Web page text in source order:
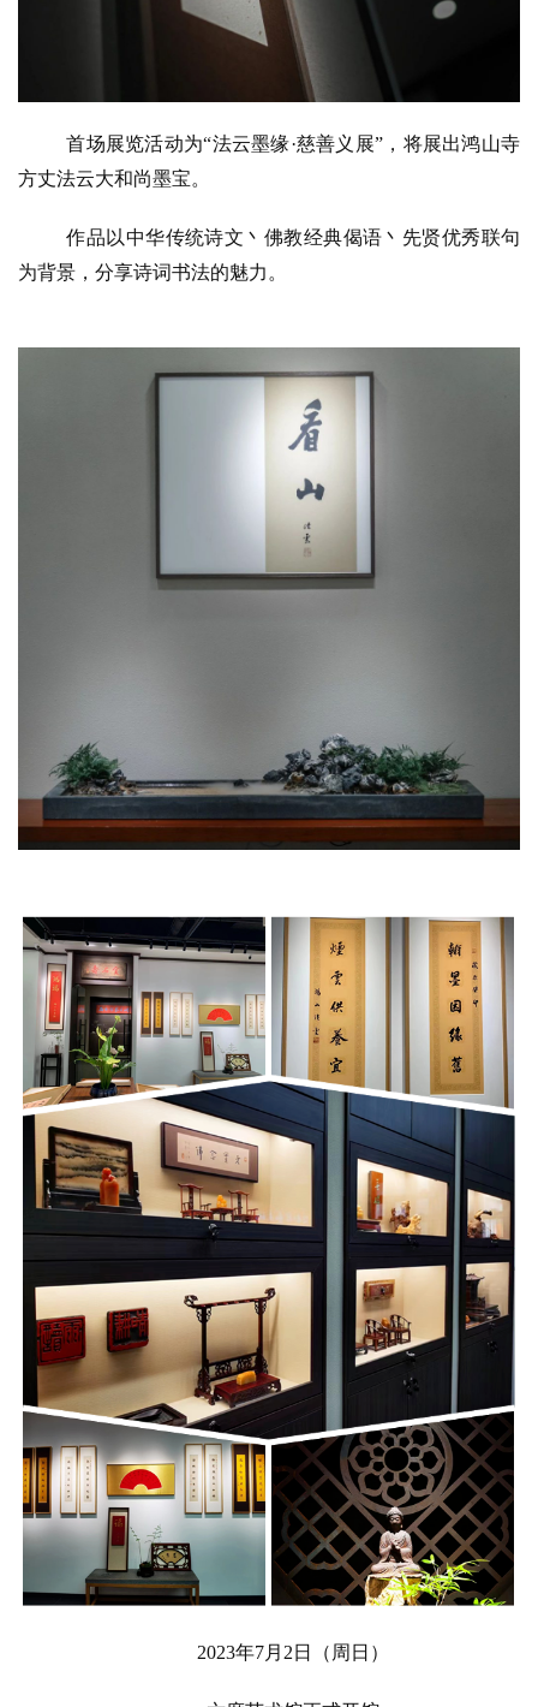
寺
巡
视
声
明
注册
首场展览活动为“法云墨缘·慈善义展” ，将展出鸿山寺
方丈法云大和尚墨宝。
作品以中华传统诗文丶佛教经典偈语丶先贤优秀联句
为背景，分享诗词书法的魅力。
2023年7月 2 日（周日）